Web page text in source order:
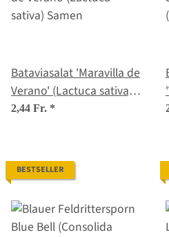
Bataviasalat 'Maravilla de
Verano' (Lactuca sativa)
Samen
2,44 Fr. *
BESTSELLER